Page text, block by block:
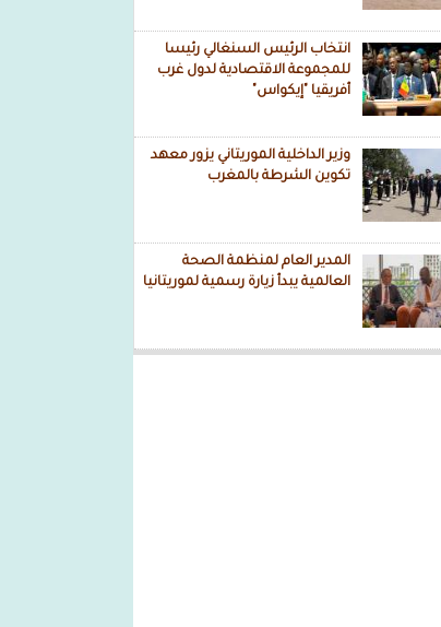
انتخاب الرئيس السنغالي رئيسا
للمجموعة الاقتصادية لدول غرب
أفريقيا "إيكواس"
وزير الداخلية الموريتاني يزور معهد
تكوين الشرطة بالمغرب
المدير العام لمنظمة الصحة
العالمية يبدأ زيارة رسمية لموريتانيا